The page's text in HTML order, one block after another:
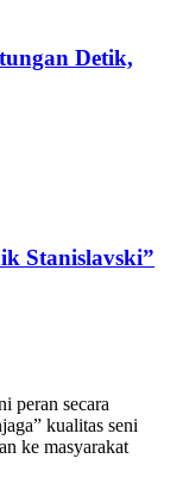
Detik,
Stanislavski”
peran secara
kualitas seni
ke masyarakat